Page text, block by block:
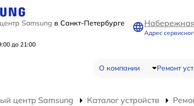
Samsung в Санкт-Петербурге
до 21:00
Адрес
О компании Ремонт
центр Samsung Каталог устройств